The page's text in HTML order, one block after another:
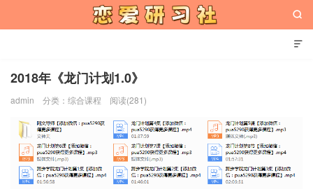


2018年《龙门计划1.0》
admin 分类： 综合课程 阅读(281)